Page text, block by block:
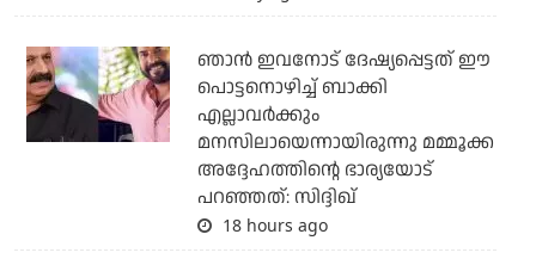
ഞാന്‍ ഇവനോട് ദേഷ്യപ്പെട്ടത് ഈ
പൊട്ടനൊഴിച്ച് ബാക്കി
എല്ലാവര്‍ക്കും
മനസിലായെന്നായിരുന്നു മമ്മൂക്ക
അദ്ദേഹത്തിന്റെ ഭാര്യയോട്
പറഞ്ഞത്: സിദ്ദിഖ്
18 hours ago